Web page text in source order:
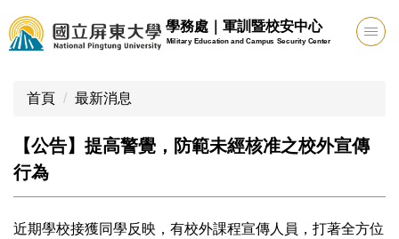
跳
到
學務處｜軍訓暨校安中心
Military Education and Campus Security Center
首頁 最新消息
【公告】提高警覺，防範未經核准之校外宣傳
行為
近期學校接獲同學反映，有校外課程宣傳人員，打著全方位